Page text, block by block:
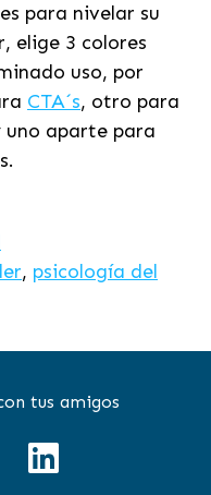
para nivelar su
elige 3 colores
uso, por
CTA´s, otro para
uno aparte para
, psicología del
tus amigos